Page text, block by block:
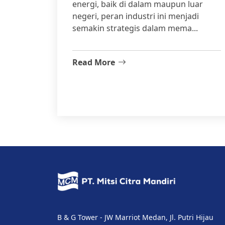
energi, baik di dalam maupun luar
negeri, peran industri ini menjadi
semakin strategis dalam mema...
Read More
B & G Tower - JW Marriot Medan, Jl. Putri Hijau